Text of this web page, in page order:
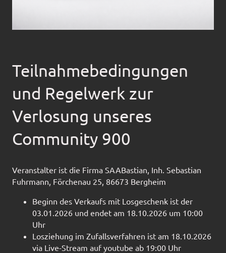
Teilnahmebedingungen
und Regelwerk zur
Verlosung unseres
Community 900
Veranstalter ist die Firma SAABastian, Inh. Sebastian
Fuhrmann, Förchenau 25, 86673 Bergheim
Beginn des Verkaufs mit Losgeschenk ist der
03.01.2026 und endet am 18.10.2026 um 10:00
Uhr
Losziehung im Zufallsverfahren ist am 18.10.2026
via Live-Stream auf youtube ab 19:00 Uhr